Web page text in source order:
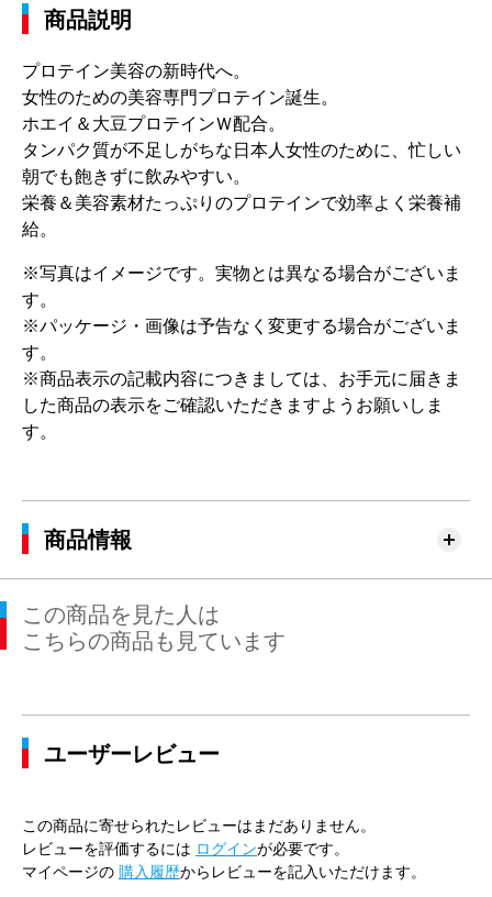
商品説明
プロテイン美容の新時代へ。
女性のための美容専門プロテイン誕生。
ホエイ＆大豆プロテインＷ配合。
タンパク質が不足しがちな日本人女性のために、忙しい
朝でも飽きずに飲みやすい。
栄養＆美容素材たっぷりのプロテインで効率よく栄養補
給。
※写真はイメージです。実物とは異なる場合がございま
す。
※パッケージ・画像は予告なく変更する場合がございま
す。
※商品表示の記載内容につきましては、お手元に届きま
した商品の表示をご確認いただきますようお願いしま
す。
商品情報
この商品を見た人は
こちらの商品も見ています
ユーザーレビュー
この商品に寄せられたレビューはまだありません。
レビューを評価するには ログインが必要です。
マイページの 購入履歴からレビューを記入いただけます。